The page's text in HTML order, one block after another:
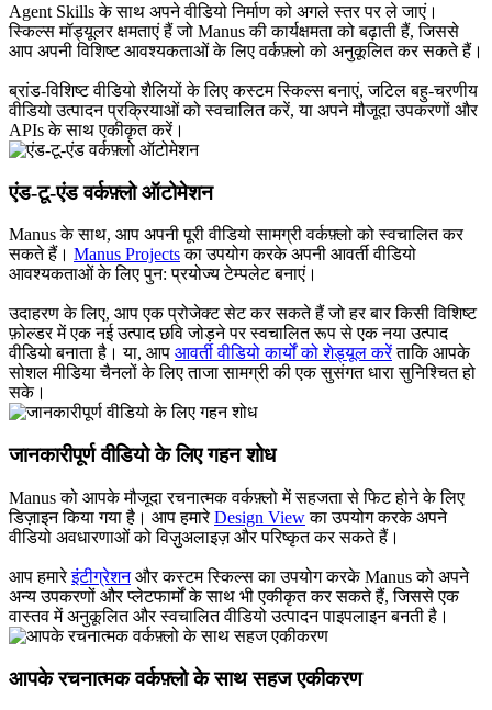
Agent Skills के साथ अपने वीडियो निर्माण को अगले स्तर पर ले जाएं।
स्किल्स मॉड्यूलर क्षमताएं हैं जो Manus की कार्यक्षमता को बढ़ाती हैं, जिससे
आप अपनी विशिष्ट आवश्यकताओं के लिए वर्कफ़्लो को अनुकूलित कर सकते हैं।
ब्रांड-विशिष्ट वीडियो शैलियों के लिए कस्टम स्किल्स बनाएं, जटिल बहु-चरणीय
वीडियो उत्पादन प्रक्रियाओं को स्वचालित करें, या अपने मौजूदा उपकरणों और
APIs के साथ एकीकृत करें।
एंड-टू-एंड वर्कफ़्लो ऑटोमेशन
Manus के साथ, आप अपनी पूरी वीडियो सामग्री वर्कफ़्लो को स्वचालित कर
सकते हैं। Manus Projectsका उपयोग करके अपनी आवर्ती वीडियो
आवश्यकताओं के लिए पुन: प्रयोज्य टेम्पलेट बनाएं।
उदाहरण के लिए, आप एक प्रोजेक्ट सेट कर सकते हैं जो हर बार किसी विशिष्ट
फ़ोल्डर में एक नई उत्पाद छवि जोड़ने पर स्वचालित रूप से एक नया उत्पाद
वीडियो बनाता है। या, आप आवर्ती वीडियो कार्यों को शेड्यूल करेंताकि आपके
सोशल मीडिया चैनलों के लिए ताजा सामग्री की एक सुसंगत धारा सुनिश्चित हो
सके।
जानकारीपूर्ण वीडियो के लिए गहन शोध
Manus को आपके मौजूदा रचनात्मक वर्कफ़्लो में सहजता से फिट होने के लिए
डिज़ाइन किया गया है। आप हमारेDesign Viewका उपयोग करके अपने
वीडियो अवधारणाओं को विज़ुअलाइज़ और परिष्कृत कर सकते हैं।
आप हमारेइंटीग्रेशनऔर कस्टम स्किल्स का उपयोग करके Manus को अपने
अन्य उपकरणों और प्लेटफार्मों के साथ भी एकीकृत कर सकते हैं, जिससे एक
वास्तव में अनुकूलित और स्वचालित वीडियो उत्पादन पाइपलाइन बनती है।
आपके रचनात्मक वर्कफ़्लो के साथ सहज एकीकरण